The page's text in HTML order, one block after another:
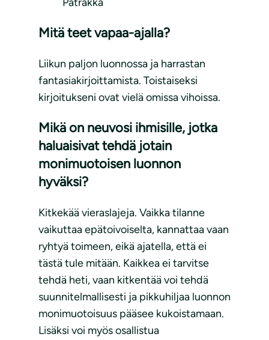
Mitä teet vapaa-ajalla?
Liikun paljon luonnossa ja harrastan
fantasiakirjoittamista. Toistaiseksi
kirjoitukseni ovat vielä omissa vihoissa.
Mikä on neuvosi ihmisille, jotka
haluaisivat tehdä jotain
monimuotoisen luonnon
hyväksi?
Kitkekää vieraslajeja. Vaikka tilanne
vaikuttaa epätoivoiselta, kannattaa vaan
ryhtyä toimeen, eikä ajatella, että ei
tästä tule mitään. Kaikkea ei tarvitse
tehdä heti, vaan kitkentää voi tehdä
suunnitelmallisesti ja pikkuhiljaa luonnon
monimuotoisuus pääsee kukoistamaan.
Lisäksi voi myös osallistua